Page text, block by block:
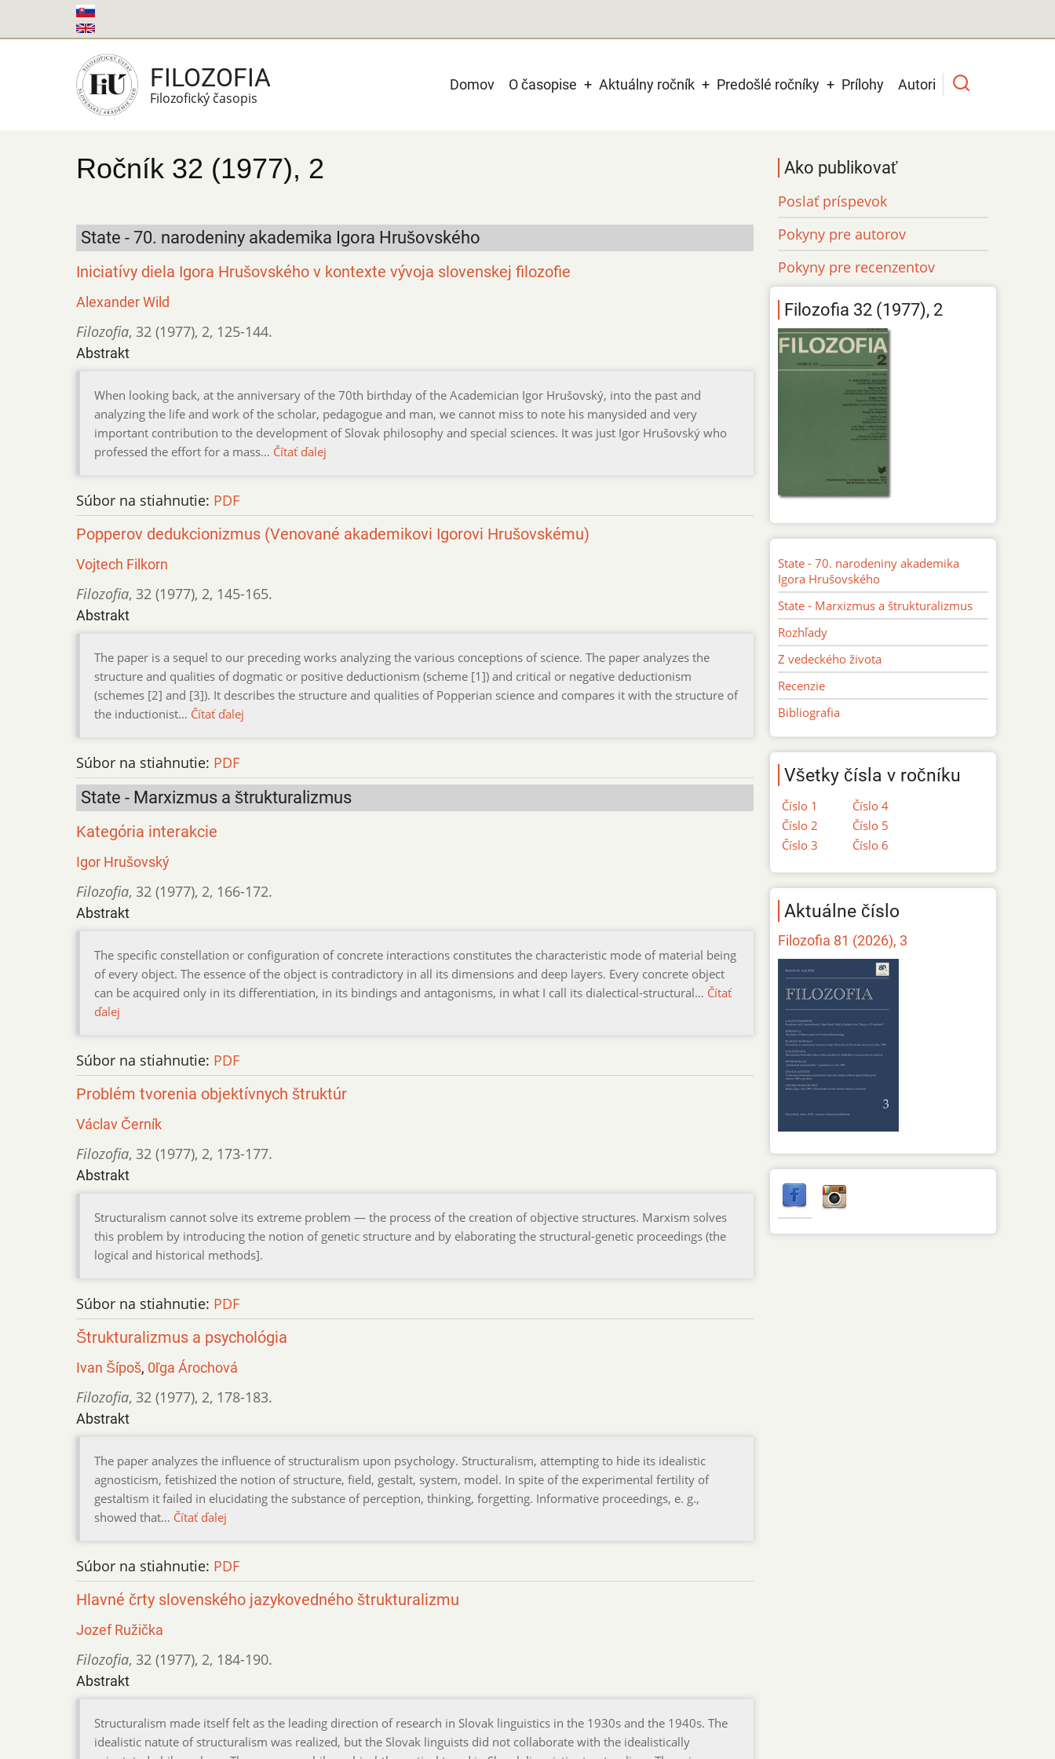
na
FILOZOFIA
Filozofický časopis
Main
Domov O časopise Aktuálny ročník Predošlé ročníky Prílohy Autori
Ročník 32 (1977), 2
State - 70. narodeniny akademika Igora Hrušovského
Iniciatívy diela Igora Hrušovského v kontexte vývoja slovenskej filozofie
Alexander Wild
Filozofia, 32 (1977), 2, 125-144.
Abstrakt
When looking back, at the anniversary of the 70th birthday of the Academician Igor Hrušovský, into the past and
analyzing the life and work of the scholar, pedagogue and man, we cannot miss to note his manysided and very
important contribution to the development of Slovak philosophy and special sciences. It was just Igor Hrušovský who
professed the effort for a mass… Čítať ďalej
Súbor na stiahnutie: PDF
Popperov dedukcionizmus (Venované akademikovi Igorovi Hrušovskému)
Vojtech Filkorn
Filozofia, 32 (1977), 2, 145-165.
Abstrakt
The paper is a sequel to our preceding works analyzing the various conceptions of science. The paper analyzes the
structure and qualities of dogmatic or positive deductionism (scheme [1]) and critical or negative deductionism
(schemes [2] and [3]). It describes the structure and qualities of Popperian science and compares it with the structure of
the inductionist… Čítať ďalej
Súbor na stiahnutie: PDF
State - Marxizmus a štrukturalizmus
Kategória interakcie
Igor Hrušovský
Filozofia, 32 (1977), 2, 166-172.
Abstrakt
The specific constellation or configuration of concrete interactions constitutes the characteristic mode of material being
of every object. The essence of the object is contradictory in all its dimensions and deep layers. Every concrete object
can be acquired only in its differentiation, in its bindings and antagonisms, in what I call its dialectical-structural… Čítať
ďalej
Súbor na stiahnutie: PDF
Problém tvorenia objektívnych štruktúr
Václav Černík
Filozofia, 32 (1977), 2, 173-177.
Abstrakt
Structuralism cannot solve its extreme problem — the process of the creation of objective structures. Marxism solves
this problem by introducing the notion of genetic structure and by elaborating the structural-genetic proceedings (the
logical and historical methods].
Súbor na stiahnutie: PDF
Štrukturalizmus a psychológia
Ivan Šípoš, 0ľga Árochová
Filozofia, 32 (1977), 2, 178-183.
Abstrakt
The paper analyzes the influence of structuralism upon psychology. Structuralism, attempting to hide its idealistic
agnosticism, fetishized the notion of structure, field, gestalt, system, model. In spite of the experimental fertility of
gestaltism it failed in elucidating the substance of perception, thinking, forgetting. Informative proceedings, e. g.,
showed that… Čítať ďalej
Súbor na stiahnutie: PDF
Hlavné črty slovenského jazykovedného štrukturalizmu
Jozef Ružička
Filozofia, 32 (1977), 2, 184-190.
Abstrakt
Structuralism made itself felt as the leading direction of research in Slovak linguistics in the 1930s and the 1940s. The
idealistic natute of structuralism was realized, but the Slovak linguists did not collaborate with the idealistically
Ako publikovať
Poslať príspevok
Pokyny pre autorov
Pokyny pre recenzentov
Filozofia 32 (1977), 2
State - 70. narodeniny akademika
Igora Hrušovského
State - Marxizmus a štrukturalizmus
Rozhľady
Z vedeckého života
Recenzie
Bibliografia
Všetky čísla v ročníku
Číslo 1
Číslo 2
Číslo 3
Číslo 4
Číslo 5
Číslo 6
Aktuálne číslo
Filozofia 81 (2026), 3